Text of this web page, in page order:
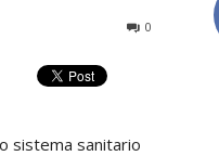
0
sistema sanitario